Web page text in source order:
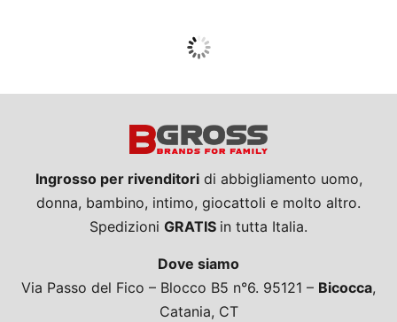
Guarda tutto
Ingrosso per rivenditoridi abbigliamento uomo,
donna, bambino, intimo, giocattoli e molto altro.
Spedizioni GRATIS in tutta Italia.
Dove siamo
Via Passo del Fico – Blocco B5 n°6. 95121 – Bicocca,
Catania, CT